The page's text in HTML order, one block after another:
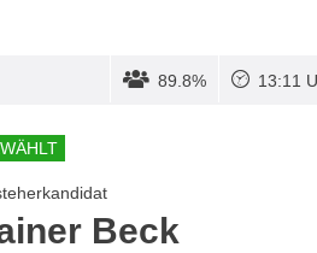
89.8% 13:11
Beck